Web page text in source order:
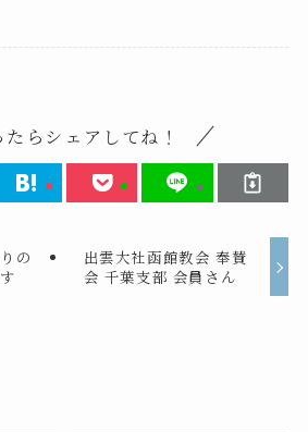
たらシェアしてね！
の
出雲大社函館教会 奉賛
会 千葉支部 会員さん